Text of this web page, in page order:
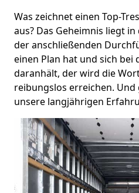
Was zeichnet einen Top-
aus? Das Geheimnis liegt in
der anschließenden
einen Plan hat und sich bei
daranhält, der wird die
reibungslos erreichen.
unsere langjährigen